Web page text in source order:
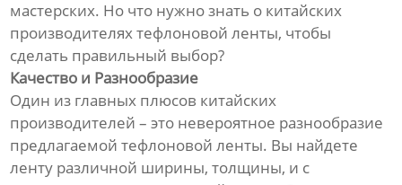
мастерских. Но что нужно знать о китайских
производителях тефлоновой ленты, чтобы
сделать правильный выбор?
Качество и Разнообразие
Один из главных плюсов китайских
производителей – это невероятное разнообразие
предлагаемой тефлоновой ленты. Вы найдете
ленту различной ширины, толщины, и с